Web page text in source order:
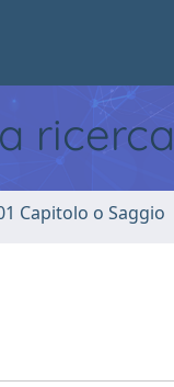
Capitolo o Saggio